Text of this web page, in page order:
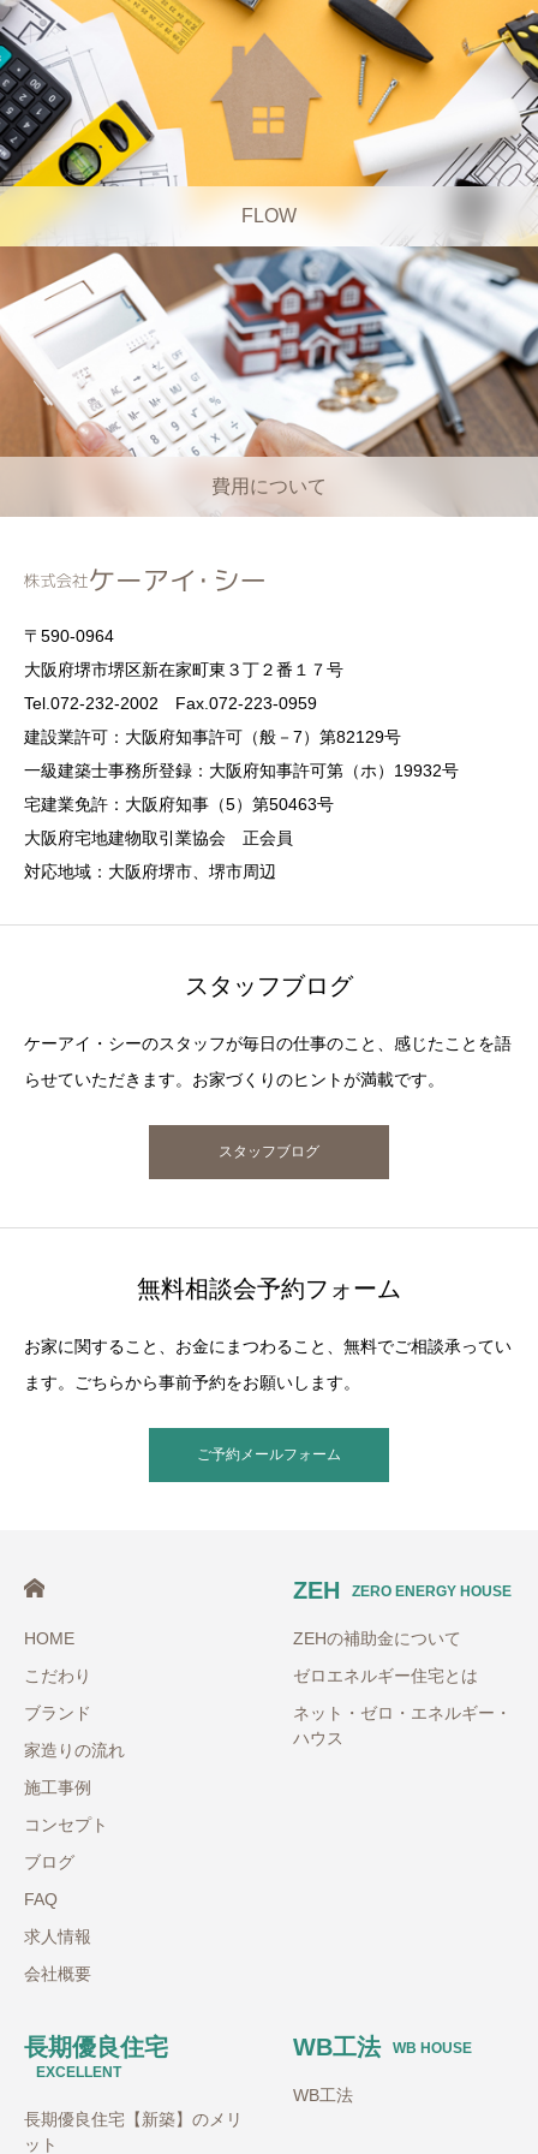
FLOW
費用について
〒590-0964
大阪府堺市堺区新在家町東３丁２番１７号
Tel.072-232-2002 Fax.072-223-0959
建設業許可：大阪府知事許可（般－7）第82129号
一級建築士事務所登録：大阪府知事許可第（ホ）19932号
宅建業免許：大阪府知事（5）第50463号
大阪府宅地建物取引業協会 正会員
対応地域：大阪府堺市、堺市周辺
スタッフブログ
ケーアイ・シーのスタッフが毎日の仕事のこと、感じたことを語
らせていただきます。お家づくりのヒントが満載です。
スタッフブログ
無料相談会予約フォーム
お家に関すること、お金にまつわること、無料でご相談承ってい
ます。ごちらから事前予約をお願いします。
ご予約メールフォーム
HOME
こだわり
ブランド
家造りの流れ
施工事例
コンセプト
ブログ
FAQ
求人情報
会社概要
ZEH ZERO ENERGY HOUSE
ZEHの補助金について
ゼロエネルギー住宅とは
ネット・ゼロ・エネルギー・
ハウス
長期優良住宅
EXCELLENT
長期優良住宅【新築】のメリ
ット
WB工法 WB HOUSE
WB工法